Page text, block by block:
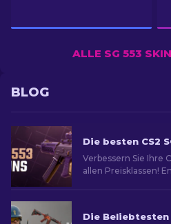
ALLE SG 553
BLOG
Verbessern Sie Ihre
allen Preisklassen!